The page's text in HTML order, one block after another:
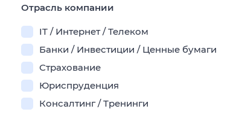
Отрасль компании
IT / Интернет / Телеком
Банки / Инвестиции / Ценные бумаги
Страхование
Юриспруденция
Консалтинг / Тренинги